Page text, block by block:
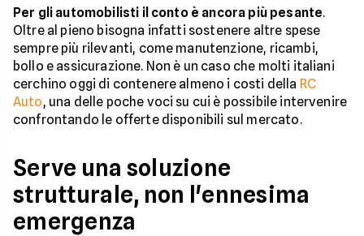
Per gli automobilisti il conto è ancora più pesante.
Oltre al pieno bisogna infatti sostenere altre spese
sempre più rilevanti, come manutenzione, ricambi,
bollo e assicurazione. Non è un caso che molti italiani
cerchino oggi di contenere almeno i costi della RC
Auto, una delle poche voci su cui è possibile intervenire
confrontando le offerte disponibili sul mercato.
Serve una soluzione
strutturale, non l'ennesima
emergenza